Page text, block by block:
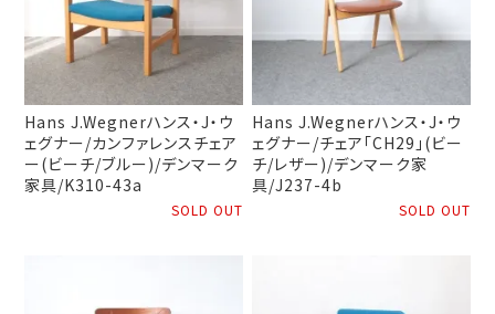
Hans J.Wegnerハンス・J・ウ
ェグナー/カンファレンスチェア
ー(ビーチ/ブルー)/デンマーク
家具/K310-43a
SOLD OUT
Hans J.Wegnerハンス・J・ウ
ェグナー/チェア「CH29」(ビー
チ/レザー)/デンマーク家
具/J237-4b
SOLD OUT